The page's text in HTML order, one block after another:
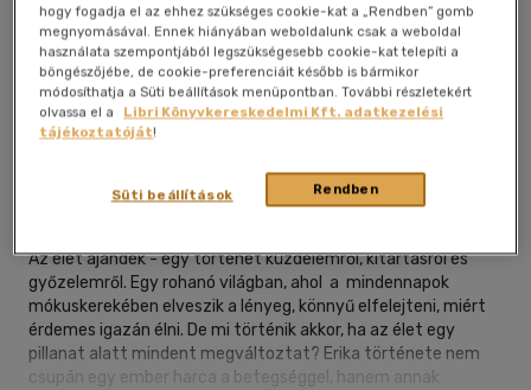
Beleolvasok Kívánságlistához adom Megosztom
2025|magyar nyelvű
Az élet ajándék - egy történet küzdelemről, kitartásról és
győzelemről. Egy rohanó világban, ahol a mindennapok
mókuskerekében elveszik a lényeg, könnyű elfelejteni, miért
érdemes igazán élni. De mi történik akkor, ha az élet egy
pillanat alatt mindent megváltoztat? Erika története nem
csupán egy ember harca a betegséggel, hanem annak
hogy fogadja el az ehhez szükséges cookie-kat a „Rendben” gomb
megnyomásával. Ennek hiányában weboldalunk csak a weboldal
használata szempontjából legszükségesebb cookie-kat telepíti a
böngészőjébe, de cookie-preferenciáit később is bármikor
módosíthatja a Süti beállítások menüpontban. További részletekért
olvassa el a
Libri Könyvkereskedelmi Kft. adatkezelési
tájékoztatóját!
Rendben
Süti beállítások